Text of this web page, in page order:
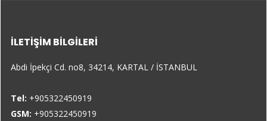
İLETIŞIM BILGILERI
Abdi İpekçi Cd. no8, 34214, KARTAL / İSTANBUL
Tel: +905322450919
GSM: +905322450919